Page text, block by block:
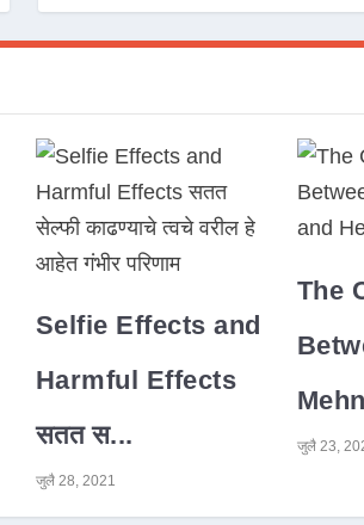
Selfie Effects and
Harmful Effects
सतत स...
जुलै 28, 2021
The
जुलै 23,